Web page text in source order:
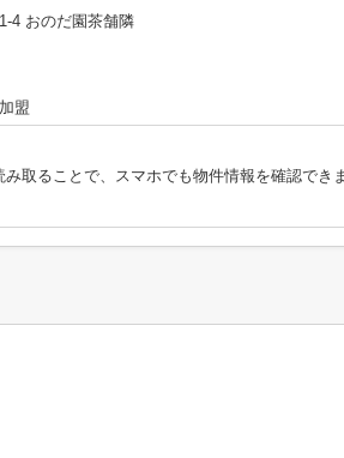
4 おのだ園茶舗隣
盟
み取ることで、スマホでも物件情報を確認でき